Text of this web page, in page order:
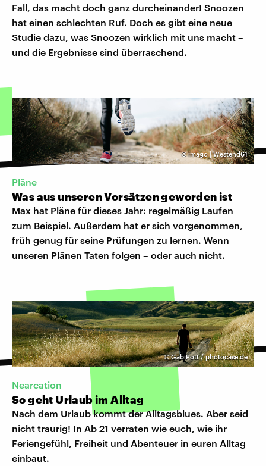
Fall, das macht doch ganz durcheinander! Snoozen
hat einen schlechten Ruf. Doch es gibt eine neue
Studie dazu, was Snoozen wirklich mit uns macht –
und die Ergebnisse sind überraschend.
©imago | Westend61
Pläne
Was aus unseren Vorsätzen geworden ist
Max hat Pläne für dieses Jahr: regelmäßig Laufen
zum Beispiel. Außerdem hat er sich vorgenommen,
früh genug für seine Prüfungen zu lernen. Wenn
unseren Plänen Taten folgen – oder auch nicht.
©GabiPott / photocase.de
Nearcation
So geht Urlaub im Alltag
Nach dem Urlaub kommt der Alltagsblues. Aber seid
nicht traurig! In Ab 21 verraten wie euch, wie ihr
Feriengefühl, Freiheit und Abenteuer in euren Alltag
einbaut.